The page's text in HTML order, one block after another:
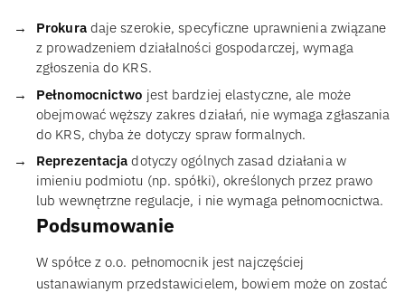
Prokuradaje szerokie, specyficzne uprawnienia związane
z prowadzeniem działalności gospodarczej, wymaga
zgłoszenia do KRS.
Pełnomocnictwo jest bardziej elastyczne, ale może
obejmować węższy zakres działań, nie wymaga zgłaszania
do KRS, chyba że dotyczy spraw formalnych.
Reprezentacja dotyczy ogólnych zasad działania w
imieniu podmiotu (np. spółki), określonych przez prawo
lub wewnętrzne regulacje, i nie wymaga pełnomocnictwa.
Podsumowanie
W spółce z o.o. pełnomocnik jest najczęściej
ustanawianym przedstawicielem, bowiem może on zostać